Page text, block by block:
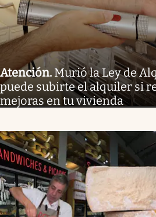
Atención. Murió la Ley de
puede subirte el alquiler si
mejoras en tu vivienda